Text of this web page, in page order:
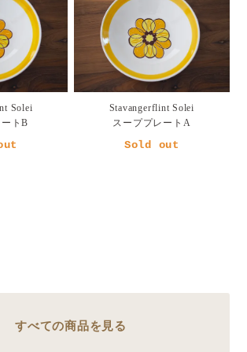
Solei
トB
Stavangerflint Solei
スーププレートA
Sold out
すべての商品を見る